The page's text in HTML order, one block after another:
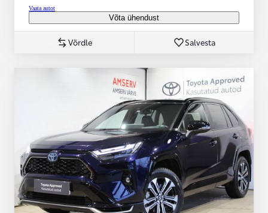
Vaata autot
Võta ühendust
Võrdle Salvesta